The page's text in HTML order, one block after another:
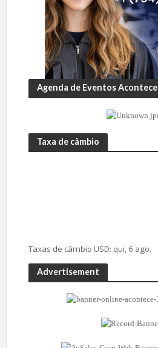
Agenda de Eventos Acontece
Taxa de câmbio
Taxas de câmbio USD: qui, 6 ago.
Advertisement